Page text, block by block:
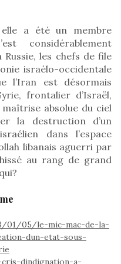
a été un membre
considérablement
les chefs de file
israélo-occidentale
l’Iran est désormais
frontalier d’Israël,
absolue du ciel
la destruction d’un
dans l’espace
libanais aguerri par
au rang de grand
01/05/le-mic-mac-de-la-
dun-etat-sous-
dindignation-a-